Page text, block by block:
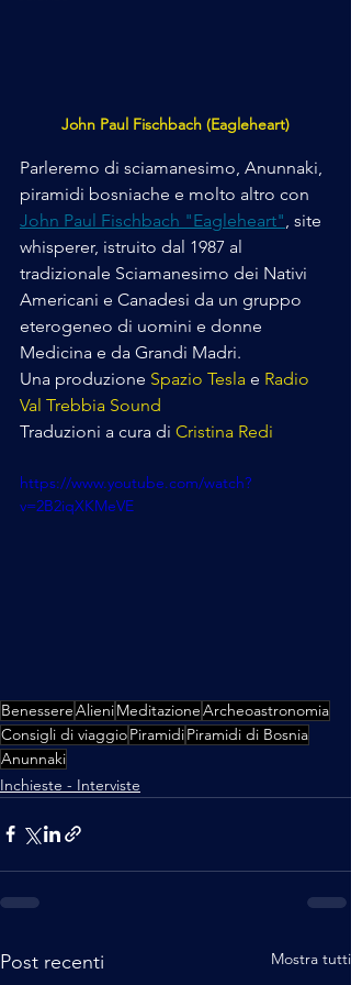
John Paul Fischbach (Eagleheart)
Parleremo di sciamanesimo, Anunnaki,
piramidi bosniache e molto altro con
John Paul Fischbach "Eagleheart", site
whisperer, istruito dal 1987 al
tradizionale Sciamanesimo dei Nativi
Americani e Canadesi da un gruppo
eterogeneo di uomini e donne
Medicina e da Grandi Madri.
Una produzione Spazio Tesla e Radio
Val Trebbia Sound
Traduzioni a cura di Cristina Redi
https://www.youtube.com/watch?
v=2B2iqXKMeVE
BenessereAlieniMeditazioneArcheoastronomia
Consigli di viaggioPiramidiPiramidi di Bosnia
Anunnaki
Inchieste - Interviste
Post recenti Mostra tutti